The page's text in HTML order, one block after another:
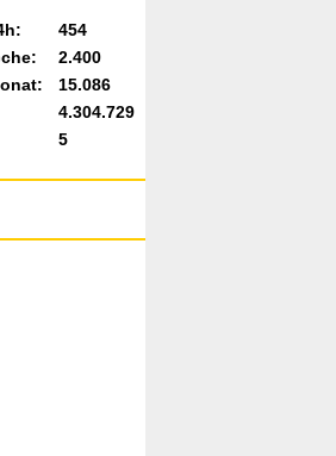
454
2.400
15.086
4.304.729
5